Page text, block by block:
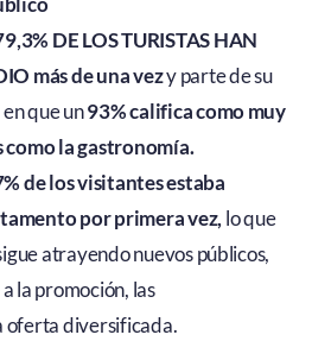
DE LOS TURISTAS HAN
más de una vezy parte de su
que un93% califica como muy
como la gastronomía.
de los visitantes estaba
por primera vez, lo que
atrayendo nuevos públicos,
la promoción, las
oferta diversificada.